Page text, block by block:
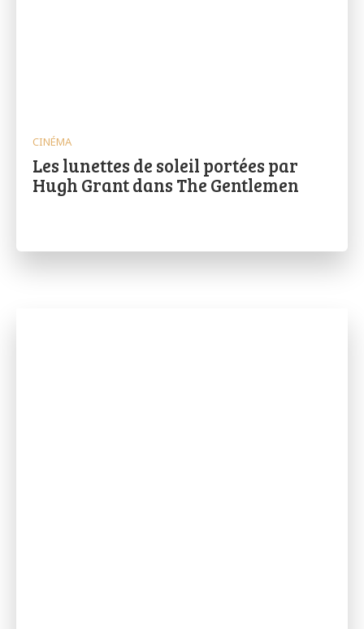
CINÉMA
Les lunettes de soleil portées par
Hugh Grant dans The Gentlemen